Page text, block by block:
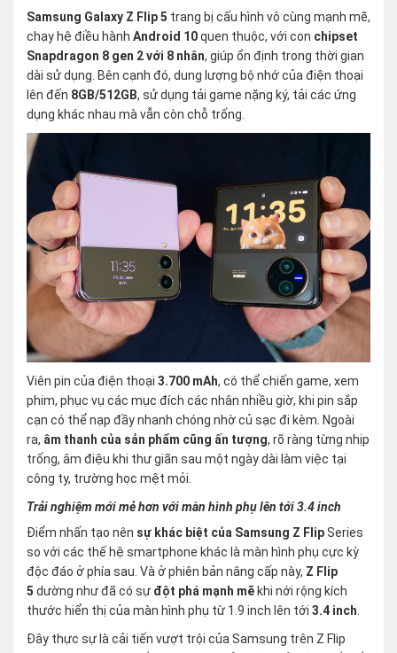
Samsung Galaxy Z Flip 5 trang bị cấu hình vô cùng mạnh mẽ,
chạy hệ điều hành Android 10quen thuộc, với con chipset
Snapdragon 8 gen 2 với 8 nhân, giúp ổn định trong thời gian
dài sử dụng. Bên cạnh đó, dung lượng bộ nhớ của điện thoại
lên đến 8GB/512GB, sử dụng tải game nặng ký, tải các ứng
dụng khác nhau mà vẫn còn chỗ trống.
Viên pin của điện thoại 3.700 mAh, có thể chiến game, xem
phim, phục vụ các mục đích các nhân nhiều giờ, khi pin sắp
cạn có thể nạp đầy nhanh chóng nhờ củ sạc đi kèm. Ngoài
ra, âm thanh của sản phẩm cũng ấn tượng, rõ ràng từng nhịp
trống, âm điệu khi thư giãn sau một ngày dài làm việc tại
công ty, trường học mệt mỏi.
Trải nghiệm mới mẻ hơn với màn hình phụ lên tới 3.4 inch
Điểm nhấn tạo nên sự khác biệt của Samsung Z FlipSeries
so với các thế hệ smartphone khác là màn hình phụ cực kỳ
độc đáo ở phía sau. Và ở phiên bản nâng cấp này, Z Flip
5 dường như đã có sự đột phá mạnh mẽ khi nới rộng kích
thước hiển thị của màn hình phụ từ 1.9 inch lên tới 3.4 inch
Đây thực sự là cải tiến vượt trội của Samsung trên Z Flip